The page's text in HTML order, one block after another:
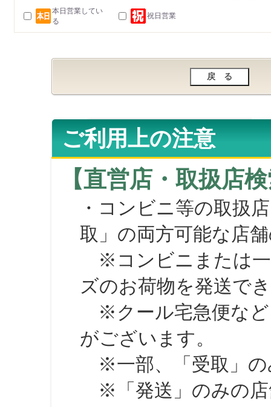
本日営業してい
る
祝日営業
ご利用上の注意
【直営店・取扱店
・コンビニ等の取扱
取」の両方可能な店
※コンビニまたは一
ズのお荷物を発送で
※クール宅急便など
がございます。
※一部、「受取」の
※「発送」のみの店